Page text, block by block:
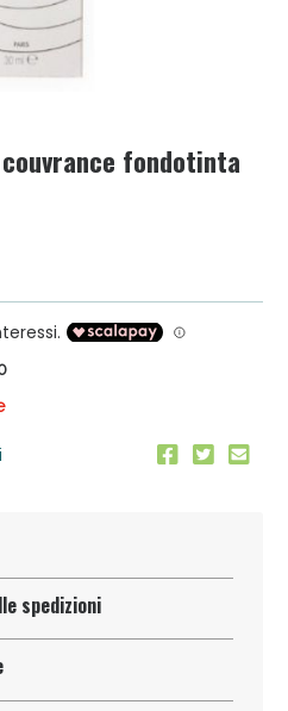
fondotinta
spedizioni
oggi Sconto extra fino al
fino al 40% valido